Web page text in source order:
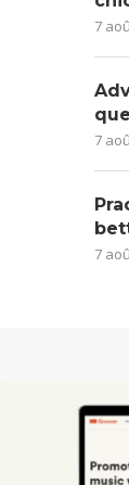
7
7
7